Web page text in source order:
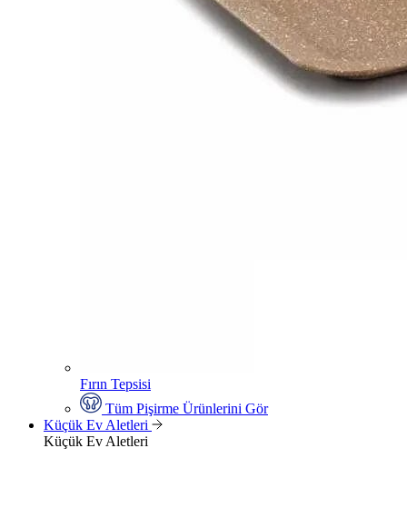
Fırın Tepsisi
Tüm Pişirme Ürünlerini Gör
Küçük Ev Aletleri
Küçük Ev Aletleri